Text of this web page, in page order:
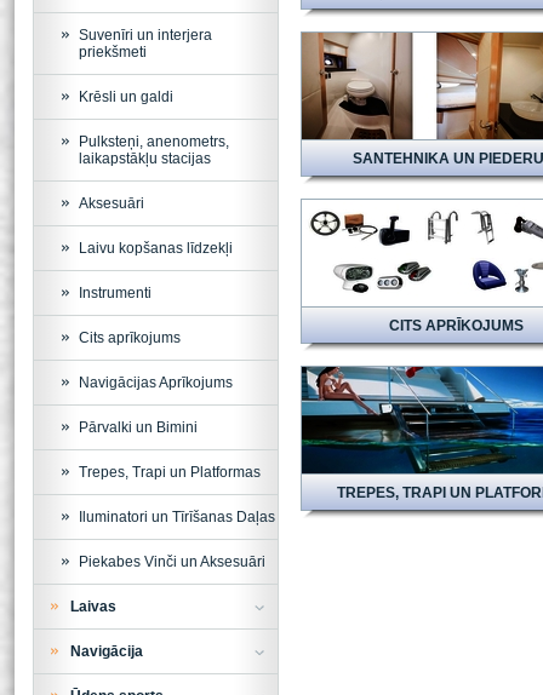
SANTEHNIKA UN
CITS APRĪKOJUMS
TREPES, TRAPI UN
Suvenīri un interjera
priekšmeti
Krēsli un galdi
Pulksteņi, anenometrs,
laikapstākļu stacijas
Aksesuāri
Laivu kopšanas līdzekļi
Instrumenti
Cits aprīkojums
Navigācijas Aprīkojums
Pārvalki un Bimini
Trepes, Trapi un Platformas
Iluminatori un Tīrīšanas Daļas
Piekabes Vinči un Aksesuāri
Laivas
Navigācija